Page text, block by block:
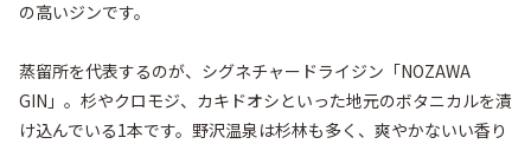
の高いジンです。
蒸留所を代表するのが、シグネチャードライジン「NOZAWA
GIN」。杉やクロモジ、カキドオシといった地元のボタニカルを漬
け込んでいる1本です。野沢温泉は杉林も多く、爽やかないい香り